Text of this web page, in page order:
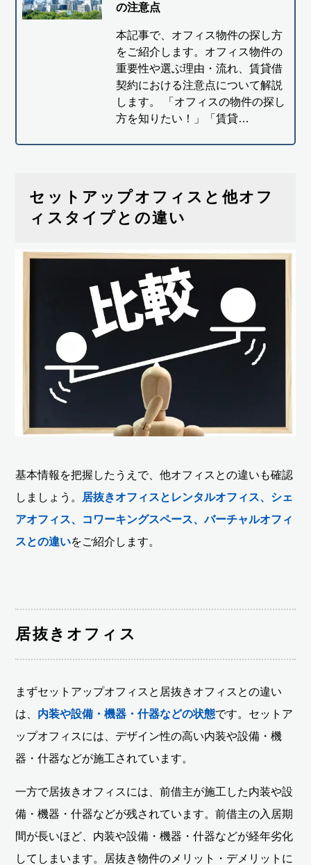
の注意点
本記事で、オフィス物件の探し方
をご紹介します。オフィス物件の
重要性や選ぶ理由・流れ、賃貸借
契約における注意点について解説
します。 「オフィスの物件の探し
方を知りたい！」「賃貸…
セットアップオフィスと他オフ
ィスタイプとの違い
基本情報を把握したうえで、他オフィスとの違いも確認
しましょう。 居抜きオフィスとレンタルオフィス、シェ
アオフィス、コワーキングスペース、バーチャルオフィ
スとの違いをご紹介します。
居抜きオフィス
まずセットアップオフィスと居抜きオフィスとの違い
は、 内装や設備・機器・什器などの状態です。セットア
ップオフィスには、デザイン性の高い内装や設備・機
器・什器などが施工されています。
一方で居抜きオフィスには、前借主が施工した内装や設
備・機器・什器などが残されています。前借主の入居期
間が長いほど、内装や設備・機器・什器などが経年劣化
してしまいます。居抜き物件のメリット・デメリットに